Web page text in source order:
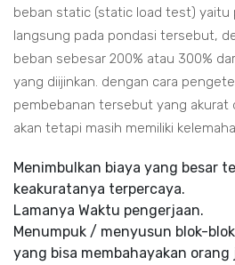
beban static (static load test) yaitu
langsung pada pondasi tersebut,
beban sebesar 200% atau 300%
yang diijinkan. dengan cara
pembebanan tersebut yang akurat
akan tetapi masih memiliki
Menimbulkan biaya yang besar
keakuratanya terpercaya.
Lamanya Waktu pengerjaan.
Menumpuk / menyusun blok-
yang bisa membahayakan orang